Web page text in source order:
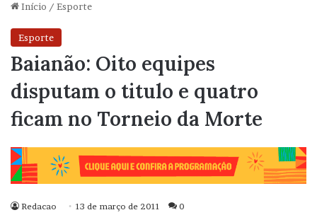
Início / Esporte
Esporte
Baianão: Oito equipes
disputam o titulo e quatro
ficam no Torneio da Morte
Redacao 13 de março de 2011 0